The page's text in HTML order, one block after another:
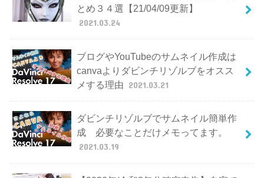
とめ３４選【21/04/09更新】
2021.03.24
ブログやYouTubeのサムネイル作成は
canvaよりダビンチリゾルブをオスス
メする理由 2021.03.21
ダビンチリゾルブでサムネイル簡単作
成 必要なことだけメモってます。
2021.03.19